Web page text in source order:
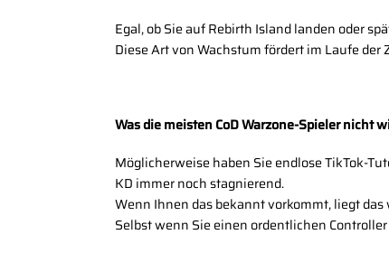
Egal, ob Sie auf Rebirth Island landen oder
Diese Art von Wachstum fördert im Laufe
Was die meisten CoD Warzone-Spieler nicht
Möglicherweise haben Sie endlose TikTok-
KD immer noch stagnierend.
Wenn Ihnen das bekannt vorkommt, liegt
Selbst wenn Sie einen ordentlichen